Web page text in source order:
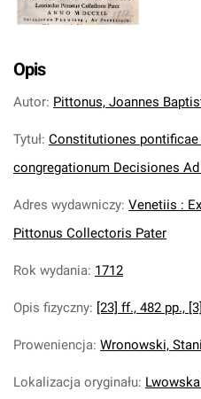
Opis
Autor: Pittonus, Joannes
Tytuł: Constitutiones pontificae
congregationum Decisiones
Adres wydawniczy: Venetiis :
Pittonus Collectoris Pater
Rok wydania: 1712
Opis fizyczny: [23] ff., 482 pp.,
Proweniencja: Wronowski,
Lokalizacja oryginału: